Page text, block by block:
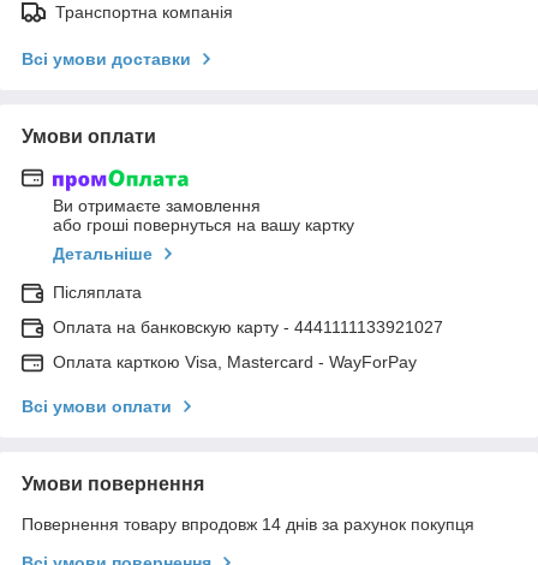
Транспортна компанія
Всі умови доставки
Умови оплати
Ви отримаєте замовлення
або гроші повернуться на вашу картку
Детальніше
Післяплата
Оплата на банковскую карту - 4441111133921027
Оплата карткою Visa, Mastercard - WayForPay
Всі умови оплати
Умови повернення
Повернення товару впродовж 14 днів за рахунок покупця